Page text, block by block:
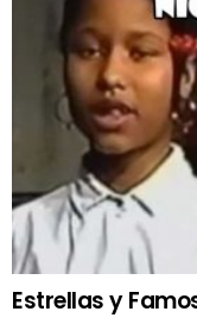
Estrellas y